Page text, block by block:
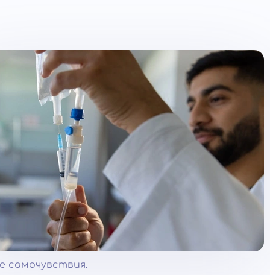
самочувствия.